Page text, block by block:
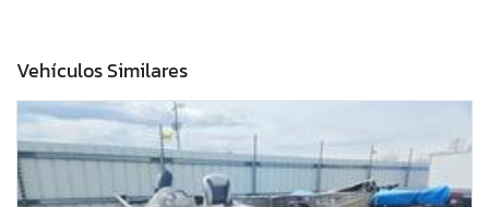
Vehículos Similares